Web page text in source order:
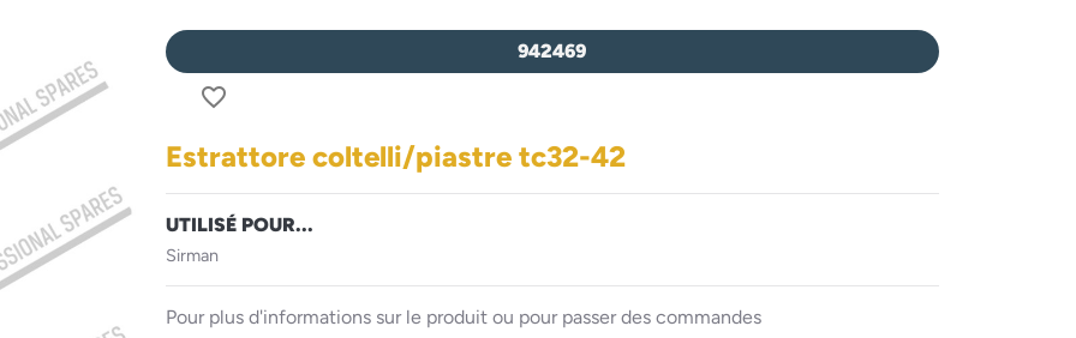
942469
favorite_border
Estrattore coltelli/piastre tc32-42
UTILISÉ POUR...
Sirman
Pour plus d'informations sur le produit ou pour passer des commandes